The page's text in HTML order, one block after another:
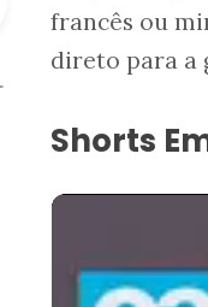
francês ou
direto para a
Shorts